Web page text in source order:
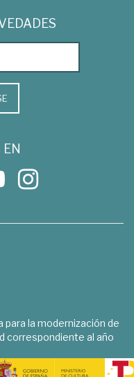
EN
para la modernización de
correspondiente al año